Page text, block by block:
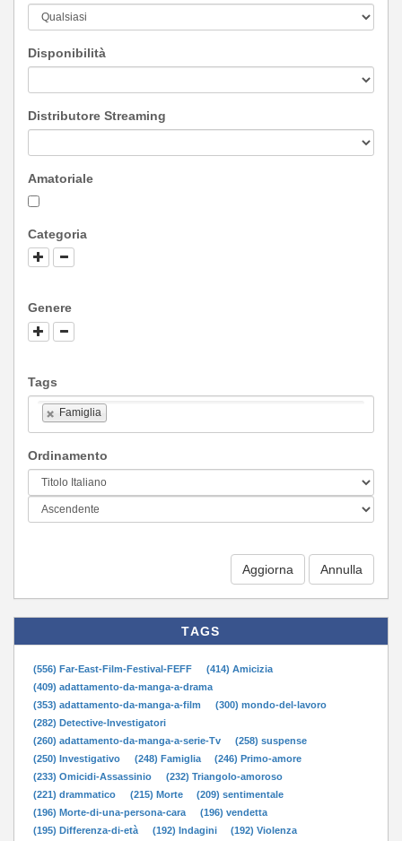
Disponibilità
Distributore Streaming
Amatoriale
Categoria
Genere
Tags
Famiglia
Ordinamento
Aggiorna
TAGS
(556) Far-East-Film-Festival-FEFF
(414) Amicizia
(409) adattamento-da-manga-a-drama
(353) adattamento-da-manga-a-film
(300) mondo-del-lavoro
(282) Detective-Investigatori
(260) adattamento-da-manga-a-serie-Tv
(258) suspense
(250) Investigativo
(248) Famiglia
(246) Primo-amore
(233) Omicidi-Assassinio
(232) Triangolo-amoroso
(221) drammatico
(215) Morte
(209) sentimentale
(196) Morte-di-una-persona-cara
(196) vendetta
(195) Differenza-di-età
(192) Indagini
(192) Violenza